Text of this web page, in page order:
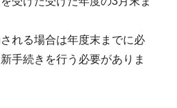
れる場合は年度末までに必
手続きを行う必要がありま